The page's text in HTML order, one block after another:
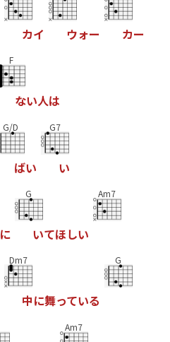
カイ ウォー カー
F
ない人は
G/D
ばい
G7
い
に
G
いてほしい
Am7
Dm7
中に舞っている
G
Am7